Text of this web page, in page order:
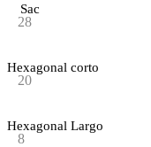
Sac
28
Hexagonal corto
20
Hexagonal Largo
8